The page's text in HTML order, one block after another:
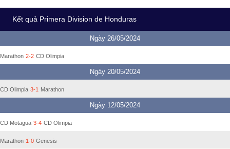
Kết quả Primera Division de Honduras
Ngày 26/05/2024
Marathon 2-2 CD Olimpia
Ngày 20/05/2024
CD Olimpia 3-1 Marathon
Ngày 12/05/2024
CD Motagua 3-4 CD Olimpia
Marathon 1-0 Genesis